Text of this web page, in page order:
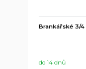
Brankářské 3/
do 14 dnů